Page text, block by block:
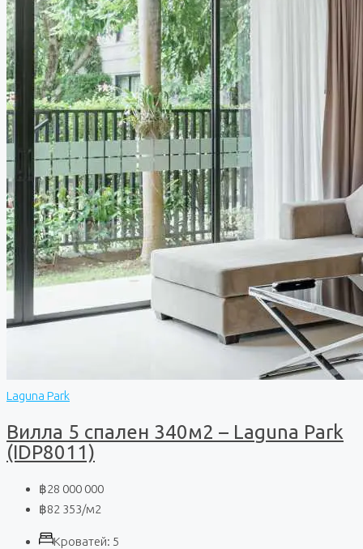
Laguna Park
Вилла 5 спален 340м2 – Laguna Park
(IDP8011)
฿28 000 000
฿82 353/м2
Кроватей: 5